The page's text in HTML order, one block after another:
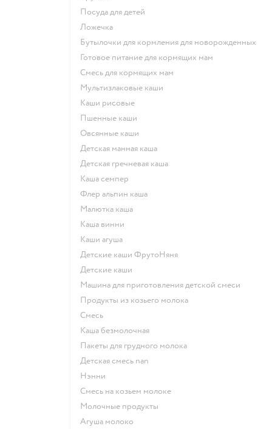
посуда для детей
ложечка
бутылочки для кормления для новорожденных
готовое питание для кормящих мам
смесь для кормящих мам
Мультизлаковые каши
Каши рисовые
Пшенные каши
овсянные каши
детская манная каша
детская гречневая каша
каша семпер
флер альпин каша
малютка каша
каша винни
каши агуша
Детские каши ФрутоНяня
детские каши
машина для приготовления детской смеси
продукты из козьего молока
смесь
каша безмолочная
пакеты для грудного молока
детская смесь nan
нэнни
смесь на козьем молоке
молочные продукты
агуша молоко